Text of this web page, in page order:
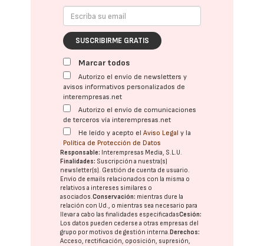
SUSCRIBIRME GRATIS
Marcar todos
Autorizo el envío de newsletters y
avisos informativos personalizados de
interempresas.net
Autorizo el envío de comunicaciones
de terceros vía interempresas.net
He leído y acepto elAviso Legal y la
Política de Protección de Datos
Responsable: Interempresas Media, S.L.U.
Finalidades: Suscripción a nuestra(s)
newsletter(s). Gestión de cuenta de usuario.
Envío de emails relacionados con la misma o
relativos a intereses similares o
asociados.Conservación: mientras dure la
relación con Ud., o mientras sea necesario para
llevar a cabo las finalidades especificadasCesión:
Los datos pueden cederse a otras empresas del
grupo por motivos de gestión interna. Derechos:
Acceso, rectificación, oposición, supresión,